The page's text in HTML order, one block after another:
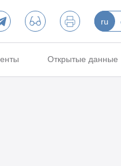
ru
Открытые данные